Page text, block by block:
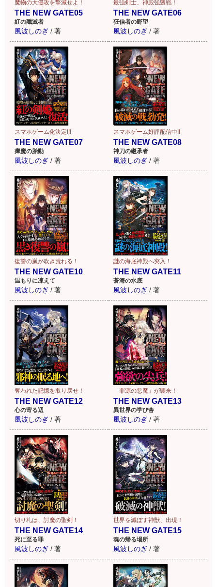
魔物の大侵攻を撃滅せよ！
THE NEW GATE05
紅の殲滅者
風波しのぎ / 著
最強剣士、神殿強襲戦！
THE NEW GATE06
狂信者の野望
風波しのぎ / 著
スマホゲーム化決定!!!
THE NEW GATE07
瘴魔の胎動
風波しのぎ / 著
スマホゲーム好評配信中!!
THE NEW GATE08
神刀の継承者
風波しのぎ / 著
復讐の嵐が吹き荒れる！
THE NEW GATE10
温もりに凍えて
風波しのぎ / 著
謎の海底神殿へ突入！
THE NEW GATE11
蒼海の水底
風波しのぎ / 著
奪われた記憶を取り戻せ！
THE NEW GATE12
心の寄る辺
風波しのぎ / 著
「罪源の悪魔」が襲来！
THE NEW GATE13
異世界の学び舎
風波しのぎ / 著
切り札は、討魔の聖剣！
THE NEW GATE14
死に至る罪
風波しのぎ / 著
世界を滅ぼす神獣、出現！
THE NEW GATE15
魂の帰る場所
風波しのぎ / 著